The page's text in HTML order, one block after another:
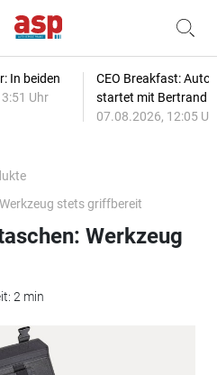
In beiden
Uhr
CEO Breakfast:
startet mit Bertrand
07.08.2026, 12:05
stets griffbereit
Werkzeug
2 min